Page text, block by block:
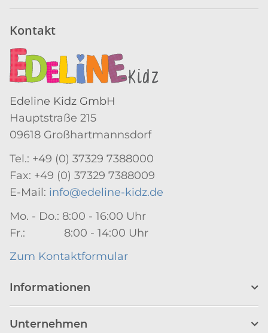
Kontakt
Edeline Kidz GmbH
Hauptstraße 215
09618 Großhartmannsdorf
Tel.: +49 (0) 37329 7388000
Fax: +49 (0) 37329 7388009
E-Mail: info@edeline-kidz.de
Mo. - Do.: 8:00 - 16:00 Uhr
Fr.: 8:00 - 14:00 Uhr
Zum Kontaktformular
Informationen
Unternehmen